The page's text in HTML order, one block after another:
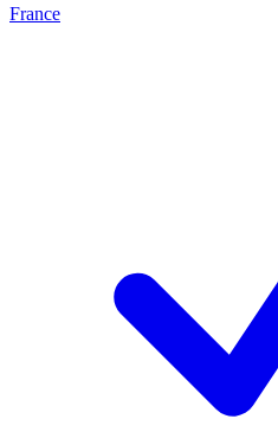
France